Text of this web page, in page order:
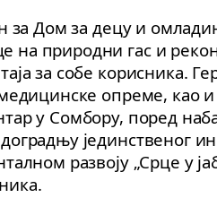
за Дом за децу и
природни гас и
за собе корисника.
опреме, као
у Сомбору, поред
јединственог
развоју „Срце у